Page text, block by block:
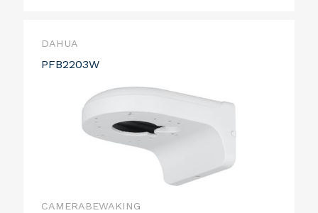
DAHUA
PFB2203W
CAMERABEWAKING